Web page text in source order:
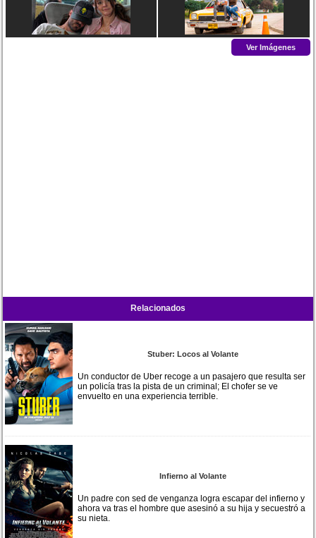
Ver Imágenes
Relacionados
Stuber: Locos al Volante
Un conductor de Uber recoge a un pasajero que resulta ser
un policía tras la pista de un criminal; El chofer se ve
envuelto en una experiencia terrible.
Infierno al Volante
Un padre con sed de venganza logra escapar del infierno y
ahora va tras el hombre que asesinó a su hija y secuestró a
su nieta.